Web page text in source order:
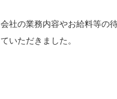
会社の業務内容やお給料等の
ていただきました。